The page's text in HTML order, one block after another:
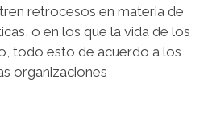
retrocesos en materia de
o en los que la vida de los
todo esto de acuerdo a los
organizaciones